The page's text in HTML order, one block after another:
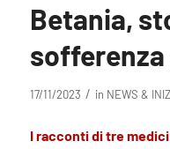
Betania,
17/11/2023 / in NEWS &
I racconti di tre